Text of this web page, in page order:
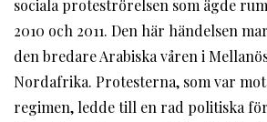
sociala proteströrelsen som ägde
2010 och 2011. Den här händelsen
den bredare Arabiska våren i
Nordafrika. Protesterna, som var
regimen, ledde till en rad politiska